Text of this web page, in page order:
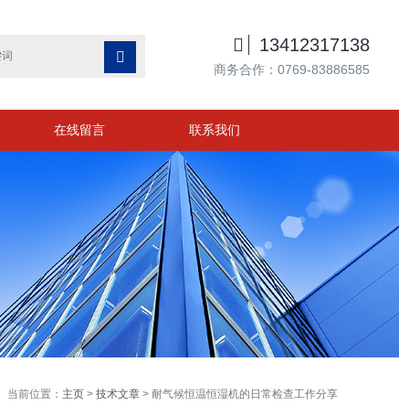

 13412317138
商务合作：0769-83886585
在线留言 联系我们
当前位置： 主页> 技术文章> 耐气候恒温恒湿机的日常检查工作分享